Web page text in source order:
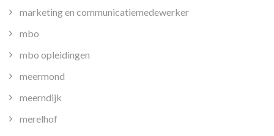
marketing en communicatiemedewerker
mbo
mbo opleidingen
meermond
meerndijk
merelhof